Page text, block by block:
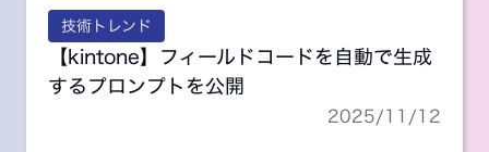
技術トレンド
【kintone】フィールドコードを自動で生成
するプロンプトを公開
2025/11/12